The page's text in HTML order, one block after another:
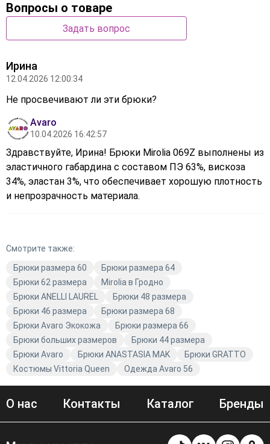
Вопросы о товаре
Задать вопрос
Ирина
12.04.2026 12:00:34
Не просвечивают ли эти брюки?
Avaro
10.04.2026 16:42:57
Здравствуйте, Ирина! Брюки Mirolia 069Z выполнены из
эластичного габардина с составом ПЭ 63%, вискоза
34%, эластан 3%, что обеспечивает хорошую плотность
и непрозрачность материала.
Смотрите также:
Брюки размера 60
Брюки размера 64
Брюки 62 размера
Mirolia в Гродно
Брюки ANELLI LAUREL
Брюки 48 размера
Брюки 46 размера
Брюки размера 68
Брюки Avaro Экокожа
Брюки размера 66
Брюки больших размеров
Брюки 44 размера
Брюки Avaro
Брюки ANASTASIA MAK
Брюки GRATTO
Костюмы Vittoria Queen
Одежда Avaro 56
О нас Контакты Каталог Бренды